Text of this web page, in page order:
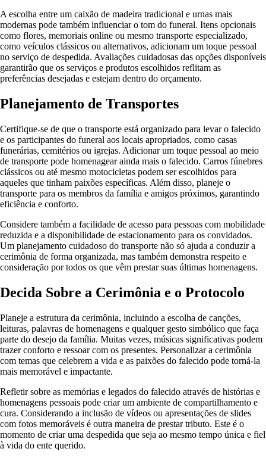
A escolha entre um caixão de madeira tradicional e urnas mais
modernas pode também influenciar o tom do funeral. Itens opcionais
como flores, memoriais online ou mesmo transporte especializado,
como veículos clássicos ou alternativos, adicionam um toque pessoal
no serviço de despedida. Avaliações cuidadosas das opções disponíveis
garantirão que os serviços e produtos escolhidos reflitam as
preferências desejadas e estejam dentro do orçamento.
Planejamento de Transportes
Certifique-se de que o transporte está organizado para levar o falecido
e os participantes do funeral aos locais apropriados, como casas
funerárias, cemitérios ou igrejas. Adicionar um toque pessoal ao meio
de transporte pode homenagear ainda mais o falecido. Carros fúnebres
clássicos ou até mesmo motocicletas podem ser escolhidos para
aqueles que tinham paixões específicas. Além disso, planeje o
transporte para os membros da família e amigos próximos, garantindo
eficiência e conforto.
Considere também a facilidade de acesso para pessoas com mobilidade
reduzida e a disponibilidade de estacionamento para os convidados.
Um planejamento cuidadoso do transporte não só ajuda a conduzir a
cerimônia de forma organizada, mas também demonstra respeito e
consideração por todos os que vêm prestar suas últimas homenagens.
Decida Sobre a Cerimônia e o Protocolo
Planeje a estrutura da cerimônia, incluindo a escolha de canções,
leituras, palavras de homenagens e qualquer gesto simbólico que faça
parte do desejo da família. Muitas vezes, músicas significativas podem
trazer conforto e ressoar com os presentes. Personalizar a cerimônia
com temas que celebrem a vida e as paixões do falecido pode torná-la
mais memorável e impactante.
Refletir sobre as memórias e legados do falecido através de histórias e
homenagens pessoais pode criar um ambiente de compartilhamento e
cura. Considerando a inclusão de vídeos ou apresentações de slides
com fotos memoráveis é outra maneira de prestar tributo. Este é o
momento de criar uma despedida que seja ao mesmo tempo única e fiel
à vida do ente querido.